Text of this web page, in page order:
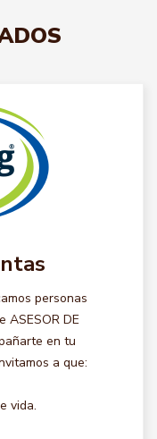
personas
ASESOR DE
en tu
a que:
vida.